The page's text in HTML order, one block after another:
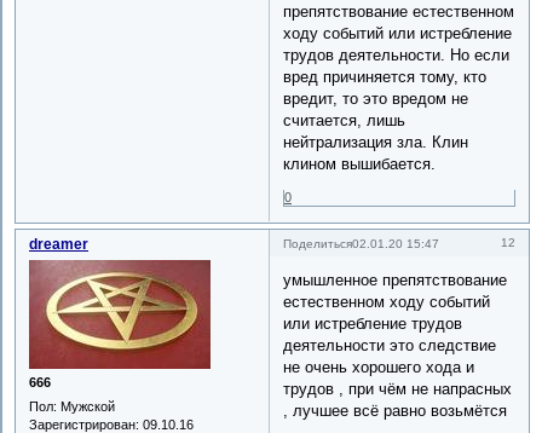
препятствование естественном
ходу событий или истребление
трудов деятельности. Но если
вред причиняется тому, кто
вредит, то это вредом не
считается, лишь
нейтрализация зла. Клин
клином вышибается.
0
Поделиться 12
02.01.20 15:47
dreamer
666
Пол: Мужской
Зарегистрирован: 09.10.16
умышленное препятствование
естественном ходу событий
или истребление трудов
деятельности это следствие
не очень хорошего хода и
трудов , при чём не напрасных
, лучшее всё равно возьмётся